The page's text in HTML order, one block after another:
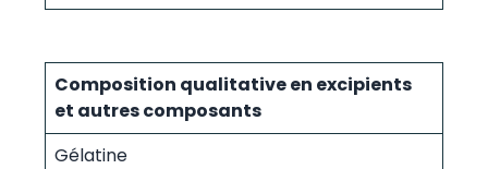
Composition qualitative en excipients
et autres composants
Gélatine